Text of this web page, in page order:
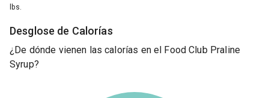
lbs.
Desglose de Calorías
¿De dónde vienen las calorías en el Food Club Praline
Syrup?